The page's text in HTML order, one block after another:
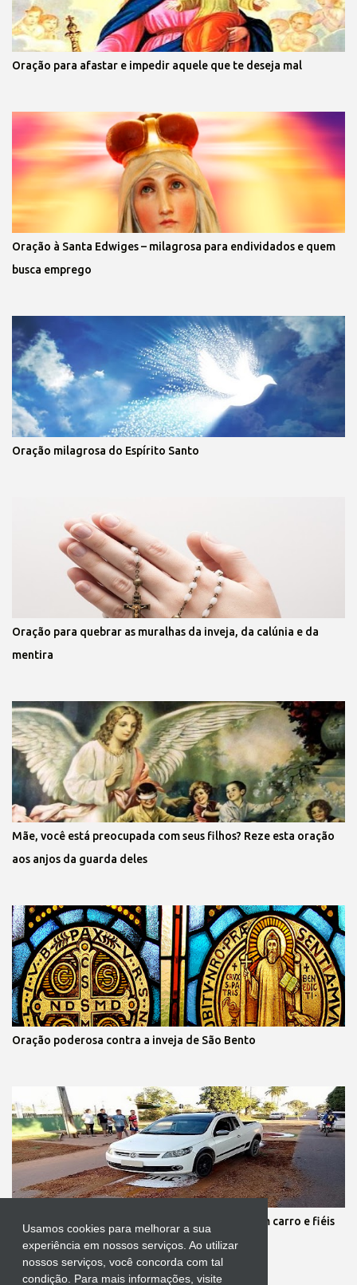
Usamos cookies para melhorar a sua
experiência em nossos serviços. Ao utilizar
nossos serviços, você concorda com tal
condição. Para mais informações, visite
Oração para afastar e impedir aquele que te deseja mal
Oração à Santa Edwiges – milagrosa para endividados e quem
busca emprego
Oração milagrosa do Espírito Santo
Oração para quebrar as muralhas da inveja, da calúnia e da
mentira
Mãe, você está preocupada com seus filhos? Reze esta oração
aos anjos da guarda deles
Oração poderosa contra a inveja de São Bento
Protestante destrói tapete de Corpus Christi com carro e fiéis
se revoltam